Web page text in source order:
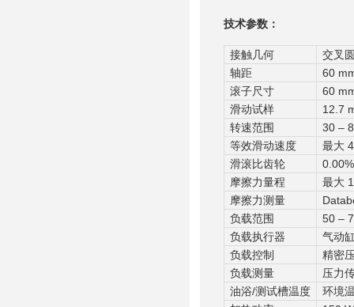
技术参数：
接触几何
交叉
轴距
60
滚子尺寸
60
滑动试样
12.7
转速范围
30 –
等效滑动速度
最大
滑滚比齿轮
摩擦力量程
最大
摩擦力测量
负载范围
50 –
负载执行器
气动
负载控制
精密
负载测量
压力
油浴/测试槽温度
环境